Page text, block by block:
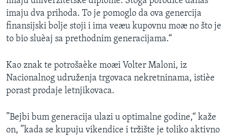
imaju dva prihoda. To je pomoglo da ova genercija
finansijski bolje stoji i ima veæu kupovnu moæ no što je
to bio sluèaj sa prethodnim generacijama.“
Kao znak te potrošaèke moæi Volter Maloni, iz
Nacionalnog udruženja trgovaca nekretninama, istièe
porast prodaje letnjikovaca.
”Bejbi bum generacija ulazi u optimalne godine,“ kaže
on, ”kada se kupuju vikendice i tržište je toliko aktivno